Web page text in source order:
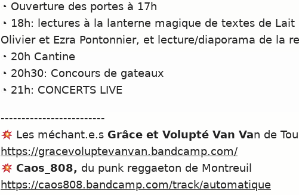
◔ Ouverture des portes à 17h
◔ 18h: lectures à la lanterne magique de textes de
Olivier et Ezra Pontonnier, et lecture/diaporama de la
◔ 20h Cantine
◔ 20h30: Concours de gateaux
◔ 21h: CONCERTS LIVE
-------------------------
Les méchant.e.s Grâce et Volupté Van Van de
https://gracevoluptevanvan.bandcamp.com/
Caos_808, du punk reggaeton de Montreuil
https://caos808.bandcamp.com/track/automatique